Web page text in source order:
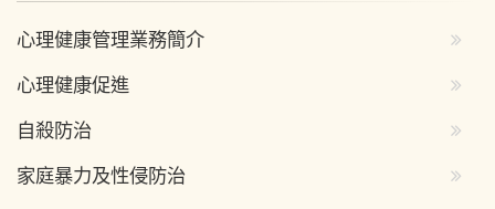
心理健康管理業務簡介
心理健康促進
自殺防治
家庭暴力及性侵防治